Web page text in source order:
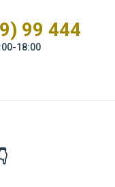
99 444
18:00